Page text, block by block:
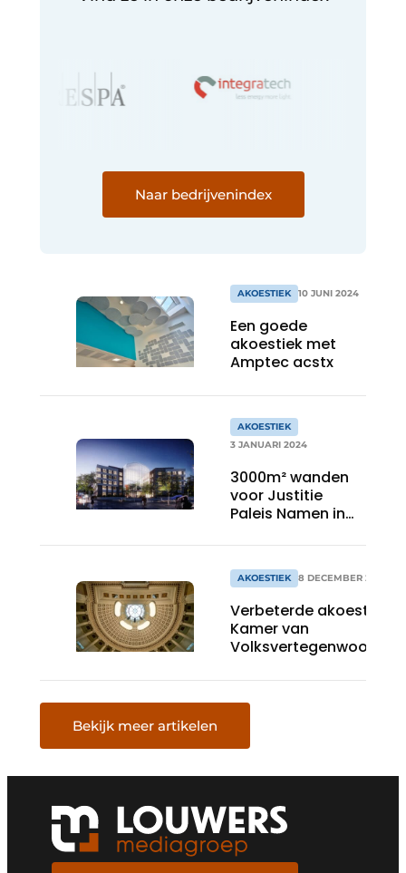
Naar bedrijvenindex
AKOESTIEK 10 JUNI 2024
Een goede
akoestiek met
Amptec acstx
AKOESTIEK
3 JANUARI 2024
3000m² wanden
voor Justitie
Paleis Namen in
Decospan Afzelia
Doussié
AKOESTIEK 8 DECEMBER 2023
Verbeterde akoestiek in
Kamer van
Bekijk meer artikelen